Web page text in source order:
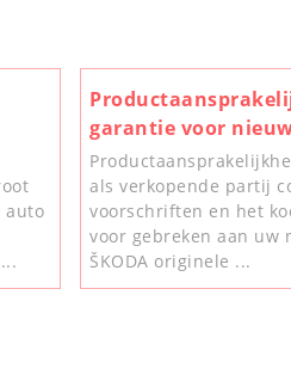
auto
garantie voor
als verkopende partij
voorschriften en het
voor gebreken aan uw
ŠKODA originele ...